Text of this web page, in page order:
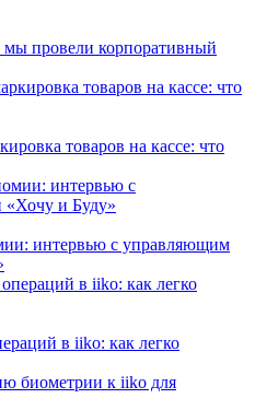
провели корпоративный
товаров на кассе: что
интервью с управляющим
в iiko: как легко